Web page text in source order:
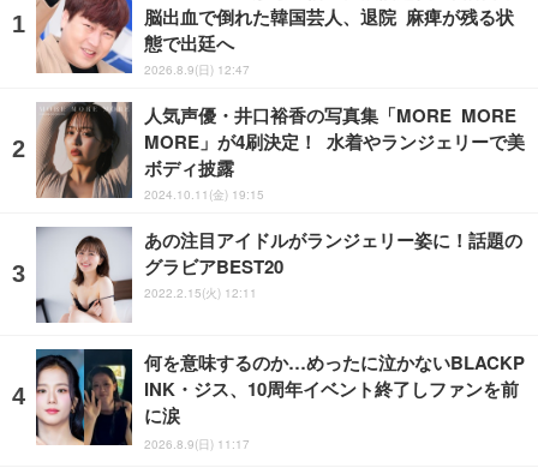
脳出血で倒れた韓国芸人、退院 麻痺が残る状
態で出廷へ
2026.8.9(日) 12:47
人気声優・井口裕香の写真集「MORE MORE
MORE」が4刷決定！ 水着やランジェリーで美
ボディ披露
2024.10.11(金) 19:15
あの注目アイドルがランジェリー姿に！話題の
グラビアBEST20
2022.2.15(火) 12:11
何を意味するのか…めったに泣かないBLACKP
INK・ジス、10周年イベント終了しファンを前
に涙
2026.8.9(日) 11:17